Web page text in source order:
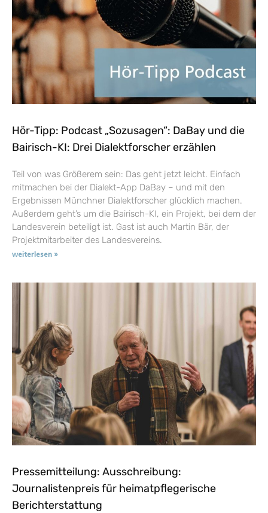
Hör-Tipp: Podcast „Sozusagen“: DaBay und die
Bairisch-KI: Drei Dialektforscher erzählen
Teil von was Größerem sein: Das geht jetzt leicht. Einfach
mitmachen bei der Dialekt-App DaBay – und mit den
Ergebnissen Münchner Dialektforscher glücklich machen.
Außerdem geht’s um die Bairisch-KI, ein Projekt, bei dem der
Landesverein beteiligt ist. Gast ist auch Martin Bär, der
Projektmitarbeiter des Landesvereins.
weiterlesen »
Pressemitteilung: Ausschreibung:
Journalistenpreis für heimatpflegerische
Berichterstattung